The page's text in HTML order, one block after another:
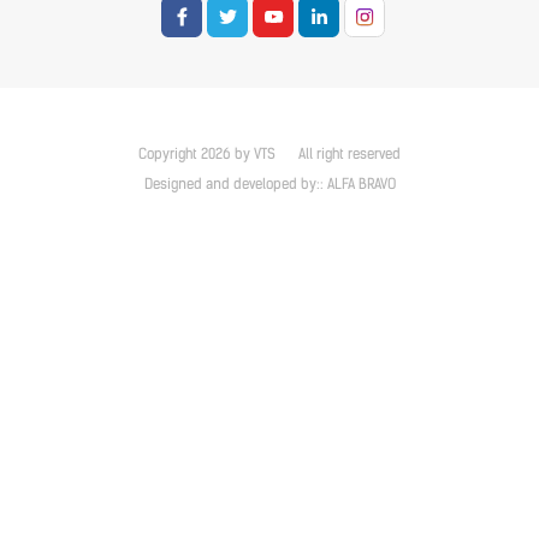
Copyright 2026 by VTS
All right reserved
Designed and developed by:: ALFA BRAVO